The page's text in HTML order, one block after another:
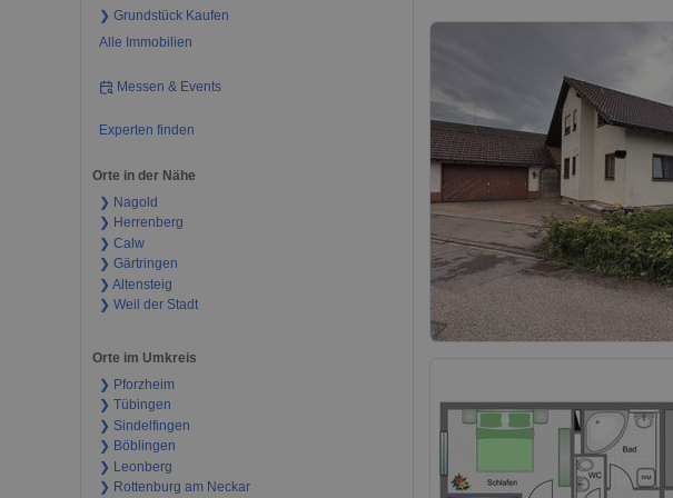
❯ Grundstück Kaufen
Alle Immobilien
Messen & Events
Experten finden
Orte in der Nähe
❯ Nagold
❯ Herrenberg
❯ Calw
❯ Gärtringen
❯ Altensteig
❯ Weil der Stadt
Orte im Umkreis
❯ Pforzheim
❯ Tübingen
❯ Sindelfingen
❯ Böblingen
❯ Leonberg
❯ Rottenburg am Neckar